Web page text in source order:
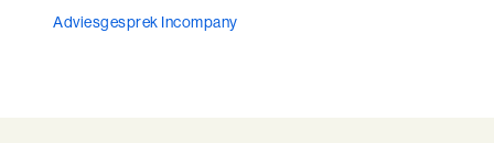
Adviesgesprek Incompany